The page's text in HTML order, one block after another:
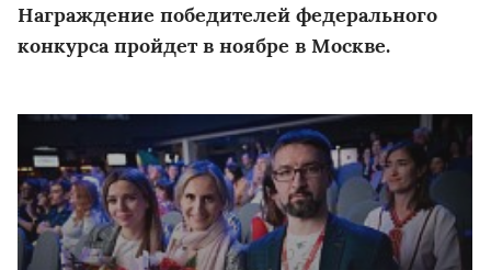
Награждение победителей федерального
конкурса пройдет в ноябре в Москве.